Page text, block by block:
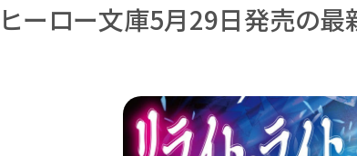
ヒーロー文庫5月29日発売の最